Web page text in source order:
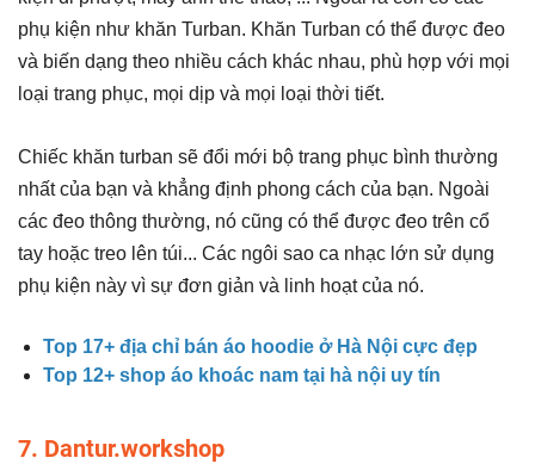
phụ kiện như khăn Turban. Khăn Turban có thể được đeo
và biến dạng theo nhiều cách khác nhau, phù hợp với mọi
loại trang phục, mọi dịp và mọi loại thời tiết.
Chiếc khăn turban sẽ đổi mới bộ trang phục bình thường
nhất của bạn và khẳng định phong cách của bạn. Ngoài
các đeo thông thường, nó cũng có thể được đeo trên cổ
tay hoặc treo lên túi... Các ngôi sao ca nhạc lớn sử dụng
phụ kiện này vì sự đơn giản và linh hoạt của nó.
Top 17+ địa chỉ bán áo hoodie ở Hà Nội cực đẹp
Top 12+ shop áo khoác nam tại hà nội uy tín
7. Dantur.workshop